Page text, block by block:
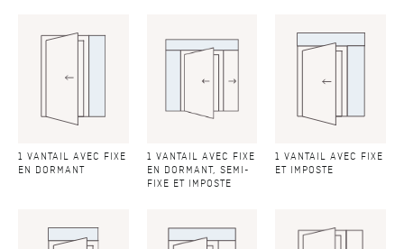
1 VANTAIL AVEC FIXE
EN DORMANT
1 VANTAIL AVEC FIXE
EN DORMANT, SEMI-
FIXE ET IMPOSTE
1 VANTAIL AVEC FIXE
ET IMPOSTE